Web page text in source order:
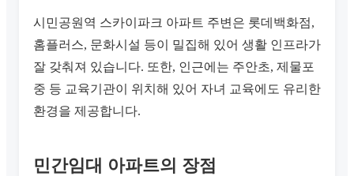
시민공원역 스카이파크 아파트 주변은 롯데백화점,
홈플러스, 문화시설 등이 밀집해 있어 생활 인프라가
잘 갖춰져 있습니다. 또한, 인근에는 주안초, 제물포
중 등 교육기관이 위치해 있어 자녀 교육에도 유리한
환경을 제공합니다.
민간임대 아파트의 장점